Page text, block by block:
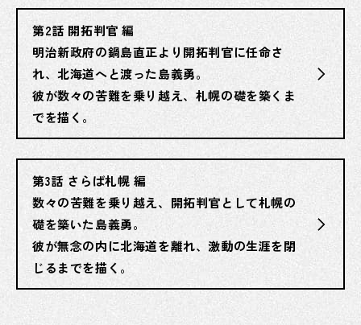
第2話 開拓判官 編
明治新政府の鍋島直正より開拓判官に任命さ
れ、北海道へと渡った島義勇。
彼が数々の苦難を乗り越え、札幌の礎を築くま
でを描く。
第3話 さらば札幌 編
数々の苦難を乗り越え、開拓判官として札幌の
礎を築いた島義勇。
彼が無念の内に北海道を離れ、激動の生涯を閉
じるまでを描く。